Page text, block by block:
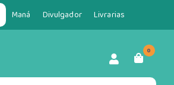
Maná Divulgador Livrarias
0